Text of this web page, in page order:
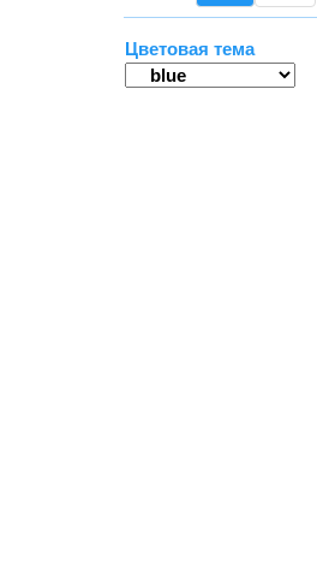
Цветовая тема